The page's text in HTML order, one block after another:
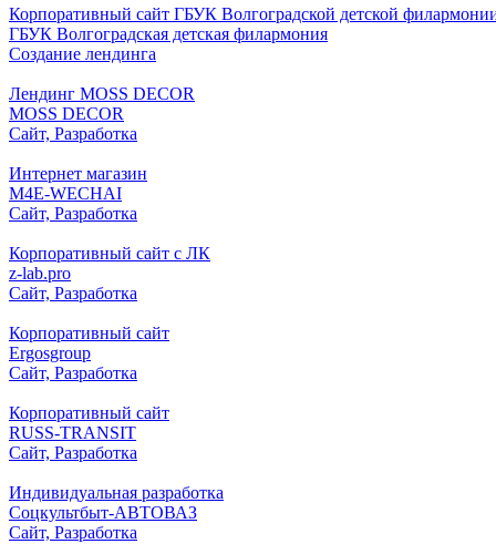
Корпоративный сайт ГБУК Волгоградской детской
ГБУК Волгоградская детская филармония
Создание лендинга
Лендинг MOSS DECOR
MOSS DECOR
Сайт, Разработка
Интернет магазин
M4E-WECHAI
Сайт, Разработка
Корпоративный сайт с ЛК
z-lab.pro
Сайт, Разработка
Корпоративный сайт
Ergosgroup
Сайт, Разработка
Корпоративный сайт
RUSS-TRANSIT
Сайт, Разработка
Индивидуальная разработка
Соцкультбыт-АВТОВАЗ
Сайт, Разработка